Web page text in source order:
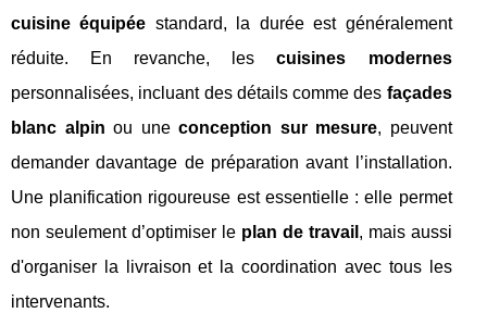
cuisine équipée standard, la durée est généralement
réduite. En revanche, lescuisines modernes
personnalisées, incluant des détails comme des façades
blanc alpin ou uneconception sur mesure, peuvent
demander davantage de préparation avant l’installation.
Une planification rigoureuse est essentielle : elle permet
non seulement d’optimiser le plan de travail , mais aussi
d'organiser la livraison et la coordination avec tous les
intervenants.